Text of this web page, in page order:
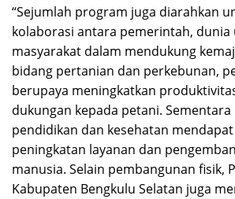
“Sejumlah program juga diarahkan
kolaborasi antara pemerintah, dunia
masyarakat dalam mendukung
bidang pertanian dan perkebunan,
berupaya meningkatkan
dukungan kepada petani.
pendidikan dan kesehatan
peningkatan layanan dan
manusia. Selain pembangunan fisik,
Kabupaten Bengkulu Selatan juga